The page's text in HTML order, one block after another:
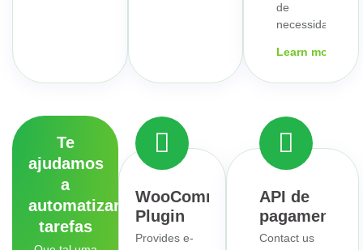
de
necessidade.
Learn more
Te
ajudamos
a
automatizar
tarefas
WooCommerce
Plugin
Provides e-
API de
pagamentos
Contact us